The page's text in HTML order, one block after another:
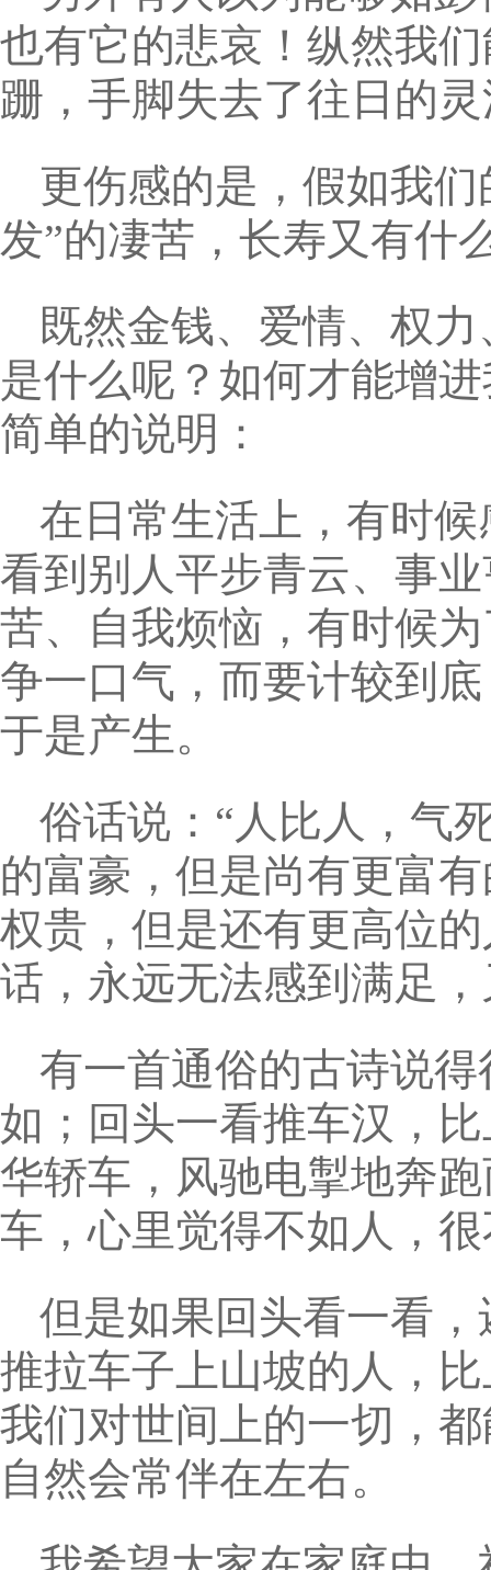
也有它的悲哀！纵然我
跚，手脚失去了往日的
更伤感的是，假如我
发”的凄苦，长寿又有什
既然金钱、爱情、权
是什么呢？如何才能增
简单的说明：
在日常生活上，有时
看到别人平步青云、事
苦、自我烦恼，有时候
争一口气，而要计较到
于是产生。
俗话说：“人比人，气
的富豪，但是尚有更富
权贵，但是还有更高位
话，永远无法感到满足
有一首通俗的古诗说
如；回头一看推车汉，
华轿车，风驰电掣地奔
车，心里觉得不如人，
但是如果回头看一看
推拉车子上山坡的人，
我们对世间上的一切，
自然会常伴在左右。